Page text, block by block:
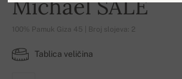
Michael SALE
100% Pamuk Giza 45 | Broj slojeva: 2
Tablica veličina